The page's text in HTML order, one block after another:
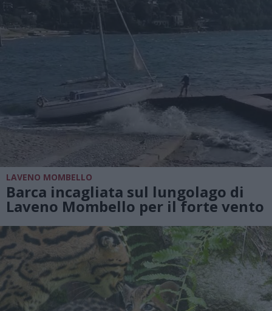
LAVENO MOMBELLO
Barca incagliata sul lungolago di
Laveno Mombello per il forte vento